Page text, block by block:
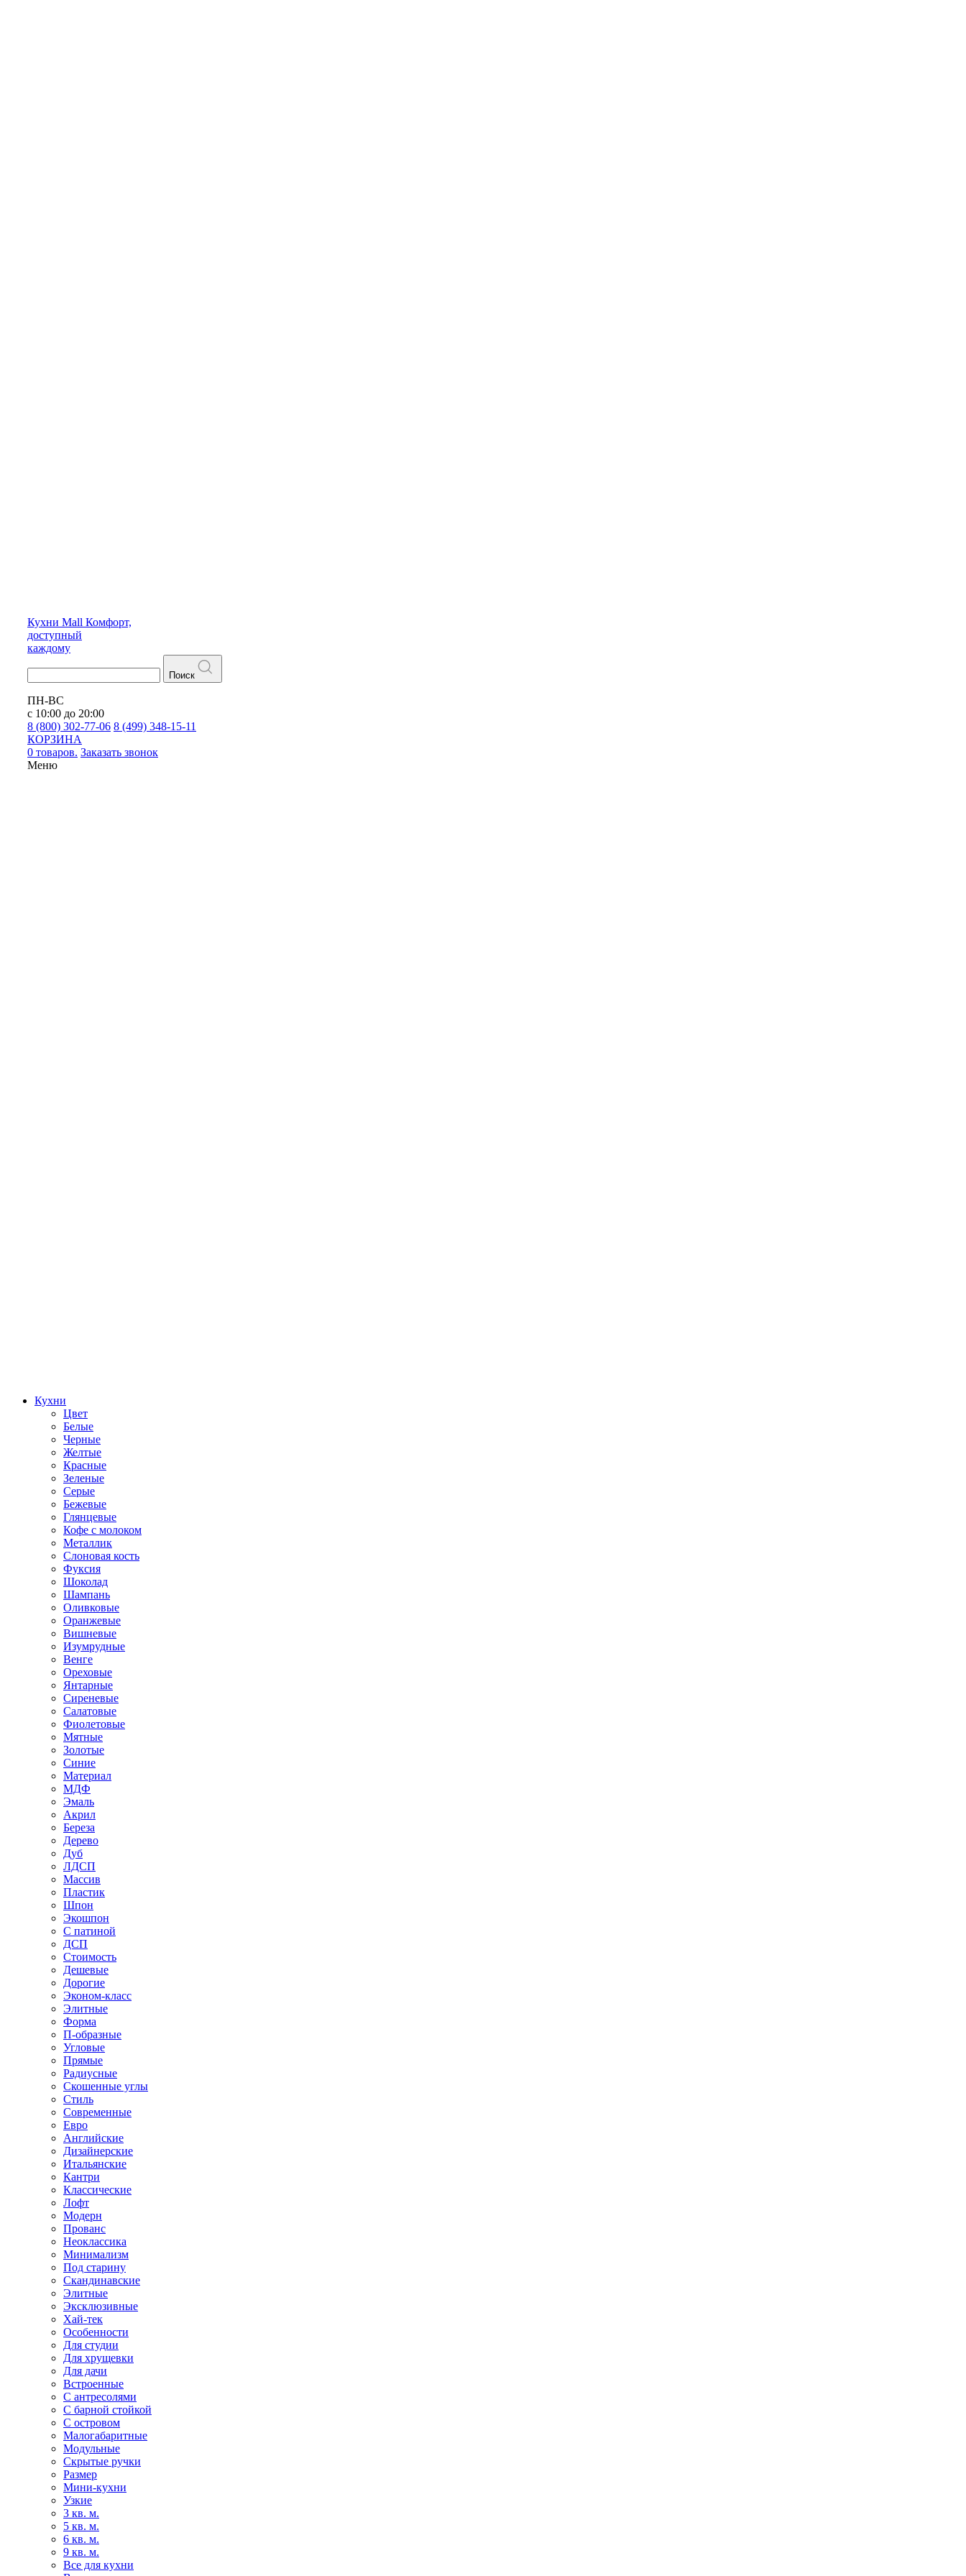
Кухни Mall Комфорт,
доступный
каждому
Поиск
ПН-ВС
с 10:00 до 20:00
8 (800) 302-77-06 8 (499) 348-15-11
КОРЗИНА
0 товаров. Заказать звонок
Меню
Кухни
Цвет
Белые
Черные
Желтые
Красные
Зеленые
Серые
Бежевые
Глянцевые
Кофе с молоком
Металлик
Слоновая кость
Фуксия
Шоколад
Шампань
Оливковые
Оранжевые
Вишневые
Изумрудные
Венге
Ореховые
Янтарные
Сиреневые
Салатовые
Фиолетовые
Мятные
Золотые
Синие
Материал
МДФ
Эмаль
Акрил
Береза
Дерево
Дуб
ЛДСП
Массив
Пластик
Шпон
Экошпон
С патиной
ДСП
Стоимость
Дешевые
Дорогие
Эконом-класс
Элитные
Форма
П-образные
Угловые
Прямые
Радиусные
Скошенные углы
Стиль
Современные
Евро
Английские
Дизайнерские
Итальянские
Кантри
Классические
Лофт
Модерн
Прованс
Неоклассика
Минимализм
Под старину
Скандинавские
Элитные
Эксклюзивные
Хай-тек
Особенности
Для студии
Для хрущевки
Для дачи
Встроенные
С антресолями
С барной стойкой
С островом
Малогабаритные
Модульные
Скрытые ручки
Размер
Мини-кухни
Узкие
3 кв. м.
5 кв. м.
6 кв. м.
9 кв. м.
Все для кухни